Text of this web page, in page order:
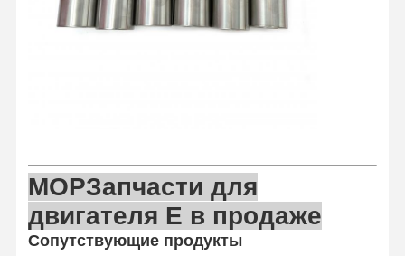
Части двигателей MITSUBISHI
Детали двигателя Исузу
Машинные части Hino
Части двигателей YANMAR
МОРЗапчасти для
двигателя E в продаже
Сопутствующие продукты